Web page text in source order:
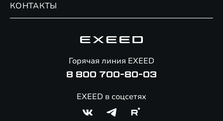
Сервис
Помощь на дорогах
КОНТАКТЫ
Горячая линия EXEED
8 800 700-80-03
EXEED в соцсетях